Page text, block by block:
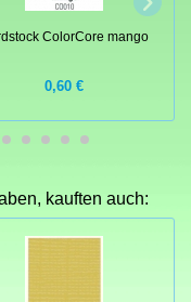
ColorCore mango
0,60 €
kauften auch: